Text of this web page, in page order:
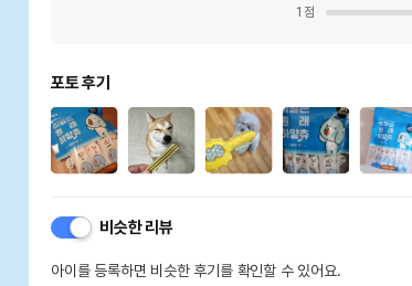
1 점
포토 후기
비슷한 리뷰
아이를 등록하면 비슷한 후기를 확인할 수 있어요.